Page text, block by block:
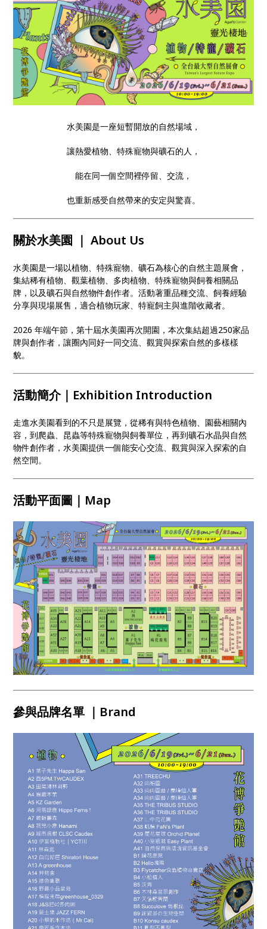
水美園是一座短暫開放的自然場域，
讓熱愛植物、特殊寵物與礦石的人，
能在同一個空間裡停留、交流，
也重新感受自然帶來的安定與驚喜。
關於水美園 ｜ About Us
水美園是一場以植物、特殊寵物、礦石為核心的自然主題展會，
集結稀有植物、觀葉植物、多肉植物、特殊寵物與飼養相關品
牌，以及礦石與自然物件創作者。活動著重品種交流、飼養經驗
分享與現場展售，適合植物玩家、特寵飼主與進階收藏者。
2026 年端午節，第十屆水美園再次開園，本次集結超過250家品
牌與創作者，讓圈內同好一同交流、觀賞與探索自然的多樣樣
貌。
活動簡介｜Exhibition Introduction
走進水美園看到的不只是展覽，從稀有與特色植物、園藝相關內
容，到爬蟲、昆蟲等特殊寵物與飼養單位，再到礦石水晶與自然
物件創作者，水美園提供一個能安心交流、觀賞與深入探索的自
然空間。
活動平面圖｜Map
參與品牌名單 ｜Brand